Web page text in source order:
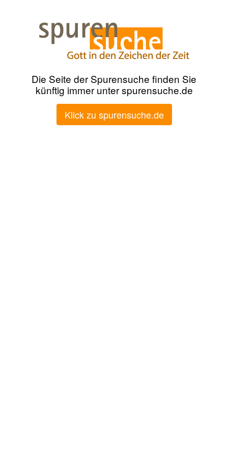
Die Seite der Spurensuche finden Sie
künftig immer unter spurensuche.de
Klick zu spurensuche.de